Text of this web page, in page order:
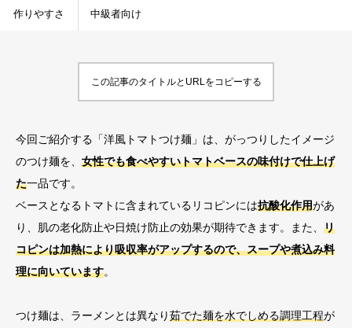
作りやすさ 中級者向け
この記事のタイトルとURLをコピーする
今回ご紹介する「洋風トマトつけ麺」は、がっつりしたイメージ
のつけ麺を、 女性でも食べやすいトマトベースの味付けで仕上げ
た一品です。
ベースとなるトマトに含まれているリコピンには抗酸化作用があ
り、肌の老化防止や日焼け防止の効果が期待できます。また、 リ
コピンは加熱により吸収率がアップするので、スープや煮込み料
理に向いています。
つけ麺は、ラーメンとは異なり茹でた麺を水でしめる調理工程が